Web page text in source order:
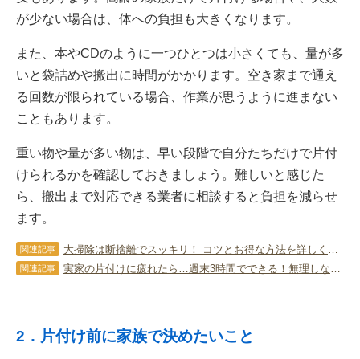
が少ない場合は、体への負担も大きくなります。
また、本やCDのように一つひとつは小さくても、量が多
いと袋詰めや搬出に時間がかかります。空き家まで通え
る回数が限られている場合、作業が思うように進まない
こともあります。
重い物や量が多い物は、早い段階で自分たちだけで片付
けられるかを確認しておきましょう。難しいと感じた
ら、搬出まで対応できる業者に相談すると負担を減らせ
ます。
関連記事
関連記事
2．片付け前に家族で決めたいこと